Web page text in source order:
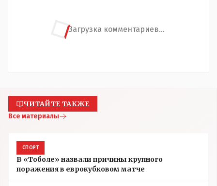
Загрузка комментариев...
ЧИТАЙТЕ ТАКЖЕ
Все материалы
СПОРТ
В «Тоболе» назвали причины крупного
поражения в еврокубковом матче